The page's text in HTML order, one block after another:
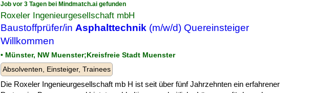
Job vor 3 Tagen bei Mindmatch.ai gefunden
Roxeler Ingenieurgesellschaft mbH
Baustoffprüfer/in Asphalttechnik (m/w/d) Quereinsteiger
Willkommen
• Münster, NW Muenster;Kreisfreie Stadt Muenster
Absolventen, Einsteiger, Trainees
Die Roxeler Ingenieurgesellschaft mb H ist seit über fünf Jahrzehnten ein erfahrener